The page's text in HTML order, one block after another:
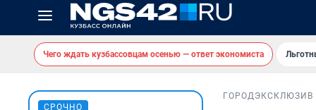
Чего ждать кузбассовцам осенью — ответ экономиста
СРОЧНО
ГОРОДЭКСКЛЮЗИВ